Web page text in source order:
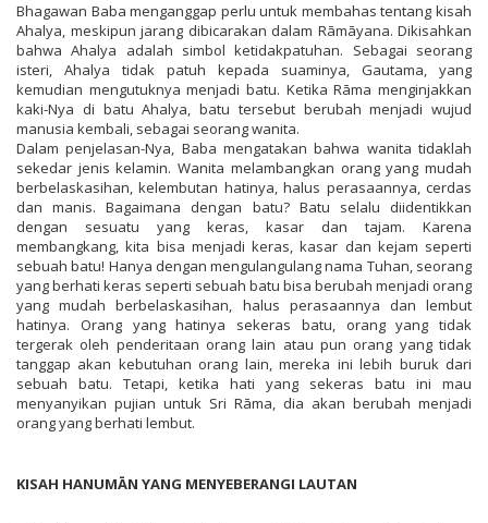
Bhagawan Baba menganggap perlu untuk membahas tentang kisah
Ahalya, meskipun jarang dibicarakan dalam Rāmāyana. Dikisahkan
bahwa Ahalya adalah simbol ketidakpatuhan. Sebagai seorang
isteri, Ahalya tidak patuh kepada suaminya, Gautama, yang
kemudian mengutuknya menjadi batu. Ketika Rāma menginjakkan
kaki-Nya di batu Ahalya, batu tersebut berubah menjadi wujud
manusia kembali, sebagai seorang wanita.
Dalam penjelasan-Nya, Baba mengatakan bahwa wanita tidaklah
sekedar jenis kelamin. Wanita melambangkan orang yang mudah
berbelaskasihan, kelembutan hatinya, halus perasaannya, cerdas
dan manis. Bagaimana dengan batu? Batu selalu diidentikkan
dengan sesuatu yang keras, kasar dan tajam. Karena
membangkang, kita bisa menjadi keras, kasar dan kejam seperti
sebuah batu! Hanya dengan mengulangulang nama Tuhan, seorang
yang berhati keras seperti sebuah batu bisa berubah menjadi orang
yang mudah berbelaskasihan, halus perasaannya dan lembut
hatinya. Orang yang hatinya sekeras batu, orang yang tidak
tergerak oleh penderitaan orang lain atau pun orang yang tidak
tanggap akan kebutuhan orang lain, mereka ini lebih buruk dari
sebuah batu. Tetapi, ketika hati yang sekeras batu ini mau
menyanyikan pujian untuk Sri Rāma, dia akan berubah menjadi
orang yang berhati lembut.
KISAH HANUMĀN YANG MENYEBERANGI LAUTAN